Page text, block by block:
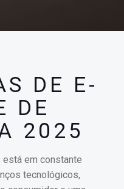
DE E-
DE
2025
em constante
tecnológicos,